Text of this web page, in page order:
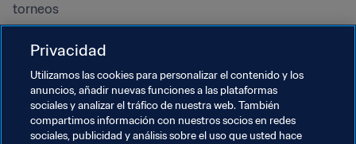
torneos
Derechos humanos y lucha
contra la discriminación
Salud y atención médica
Iniciativas educativas
Privacidad
Utilizamos las cookies para personalizar el contenido y los
anuncios, añadir nuevas funciones a las plataformas
sociales y analizar el tráfico de nuestra web. También
compartimos información con nuestros socios en redes
sociales, publicidad y análisis sobre el uso que usted hace